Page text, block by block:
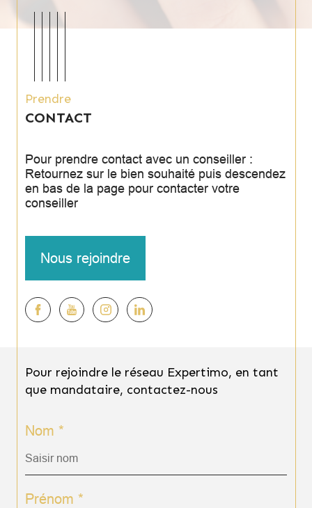
Pour rejoindre le réseau Expertimo, en tant
que mandataire, contactez-nous
Nom *
Prénom *
Prendre
CONTACT
Pour prendre contact avec un conseiller :
Retournez sur le bien souhaité puis descendez
en bas de la page pour contacter votre
conseiller
Nous rejoindre